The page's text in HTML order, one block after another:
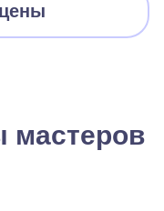
мастеров